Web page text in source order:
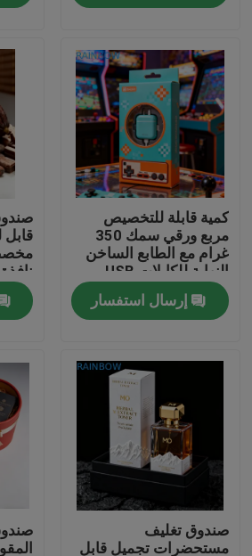
المنتجات
حولنا
اتصل بنا
أخبار
القضايا
اطلب اقتباس
الحقائب البلاستيكية التعبئة والتغليف
تغليف كيس الوجبات الخفيفة
صنبور الحقيبة التعبئة والتغليف
كمية قابلة للتخصيص
مربع ورقي سمك 350
غرام مع الطابع الساخن
النهاية للكابلات USB
التعبئة
إرسال استفسار
قابل
صندوق تغليف
مستحضرات تجميل قابل